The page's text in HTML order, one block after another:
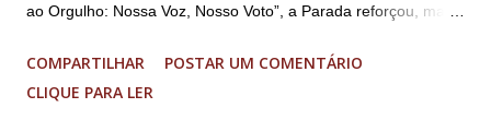
ao Orgulho: Nossa Voz, Nosso Voto”, a Parada reforçou, mais
município. A concentração foi na Praça da Glória, que estava
preparada com um palco e contou com diversos shows,
COMPARTILHAR
POSTAR UM COMENTÁRIO
CLIQUE PARA LER